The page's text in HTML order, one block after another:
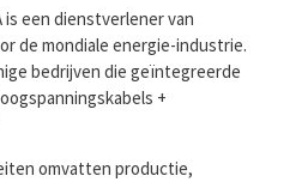
is een dienstverlener van
de mondiale energie-industrie.
bedrijven die geïntegreerde
+
omvatten productie,